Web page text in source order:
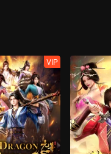
VIP